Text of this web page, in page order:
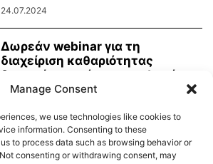
24.07.2024
Δωρεάν webinar για τη
διαχείριση καθαριότητας
δωματίων από το επιμελητήριο
Κυκλάδων
Manage Consent
we use technologies like cookies to
information. Consenting to these
to process data such as browsing behavior or
consenting or withdrawing consent, may